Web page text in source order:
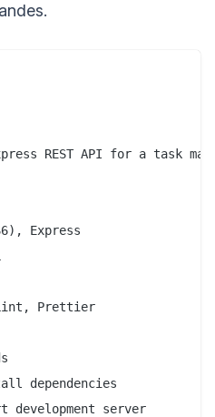
REST API for a task
Express
Prettier
dependencies
development server